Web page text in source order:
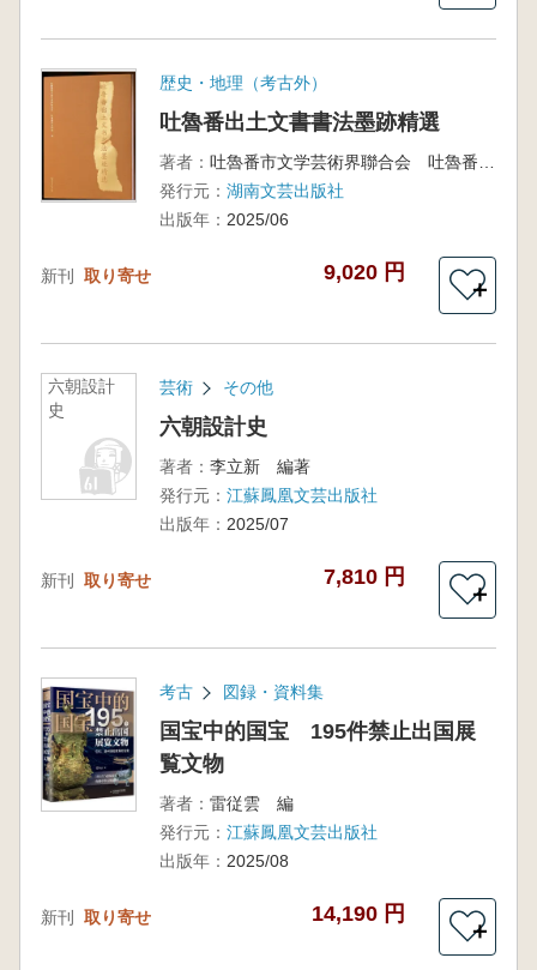
歴史・地理（考古外）
吐魯番出土文書書法墨跡精選
著者：
発行元： 湖南文芸出版社
出版年： 2025/06
新刊 取り寄せ 9,020 円
＋
六朝設計
史
芸術 その他
六朝設計史
著者： 李立新 編著
発行元： 江蘇鳳凰文芸出版社
出版年： 2025/07
新刊 取り寄せ 7,810 円
＋
考古 図録・資料集
国宝中的国宝 195件禁止出国展
覧文物
著者： 雷従雲 編
発行元： 江蘇鳳凰文芸出版社
出版年： 2025/08
新刊 取り寄せ 14,190 円
＋